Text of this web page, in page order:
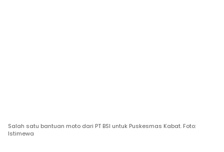
Salah satu bantuan moto dari PT BSI untuk Puskesmas Kabat. Foto:
Istimewa